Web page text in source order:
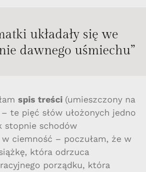
układały się we
dawnego uśmiechu”
spis treści (umieszczony na
te pięć słów ułożonych jedno
stopnie schodów
ciemność – poczułam, że w
która odrzuca
porządku, która